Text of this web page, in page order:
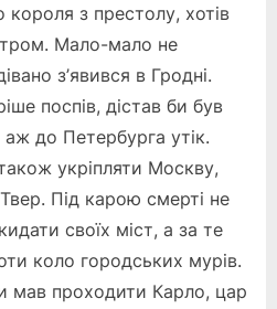
з престолу, хотів
Мало-мало не
з’явився в Гродні.
поспів, дістав би був
до Петербурга утік.
укріпляти Москву,
Під карою смерті не
своїх міст, а за те
коло городських мурів.
мав проходити Карло, цар